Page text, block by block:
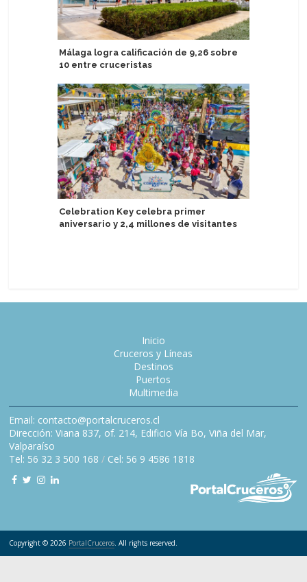
Málaga logra calificación de 9,26 sobre
10 entre cruceristas
Celebration Key celebra primer
aniversario y 2,4 millones de visitantes
Inicio
Cruceros y Líneas
Destinos
Puertos
Multimedia
Email: contacto@portalcruceros.cl
Dirección: Viana 837, of. 214, Edificio Vía Bo, Viña del Mar,
Valparaíso
Tel: 56 32 3 500 168 / Cel: 56 9 4586 1818
Copyright © 2026 PortalCruceros. All rights reserved.